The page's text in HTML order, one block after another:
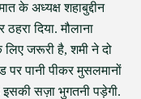
के अध्यक्ष शहाबुद्दीन
दिया. मौलाना
जरूरी है, शमी ने दो
पर पानी पीकर मुसलमानों
इसकी सज़ा भुगतनी पड़ेगी.